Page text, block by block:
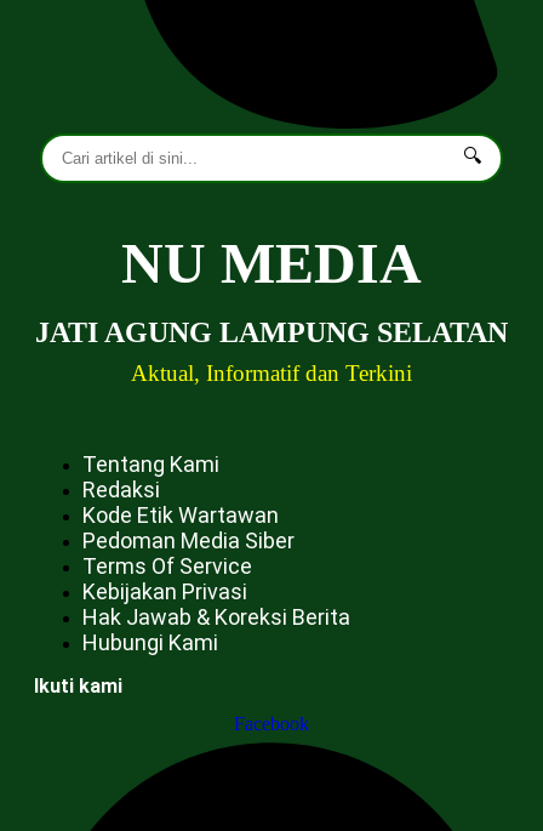
🔍
NU MEDIA
JATI AGUNG LAMPUNG SELATAN
Aktual, Informatif dan Terkini
Tentang Kami
Redaksi
Kode Etik Wartawan
Pedoman Media Siber
Terms Of Service
Kebijakan Privasi
Hak Jawab & Koreksi Berita
Hubungi Kami
Ikuti kami
Facebook